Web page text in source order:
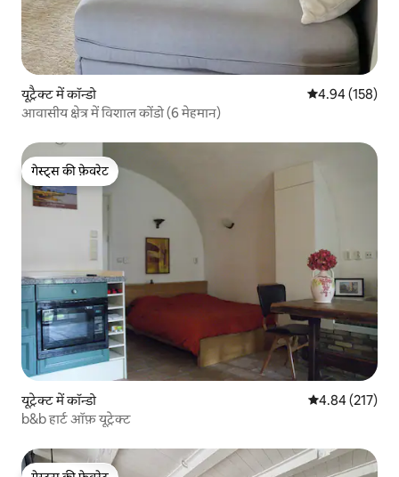
यूट्रैक्ट में कॉन्डो औसत रेटिंग 5 में से
4.94 (158)
आवासीय क्षेत्र में विशाल कोंडो (6 मेहमान)
गेस्ट्स की फ़ेवरेट
गेस्ट्स की फ़ेवरेट
यूट्रेक्ट में कॉन्डो औसत रेटिंग 5 में से
4.84 (217)
b&b हार्ट ऑफ़ यूट्रेक्ट